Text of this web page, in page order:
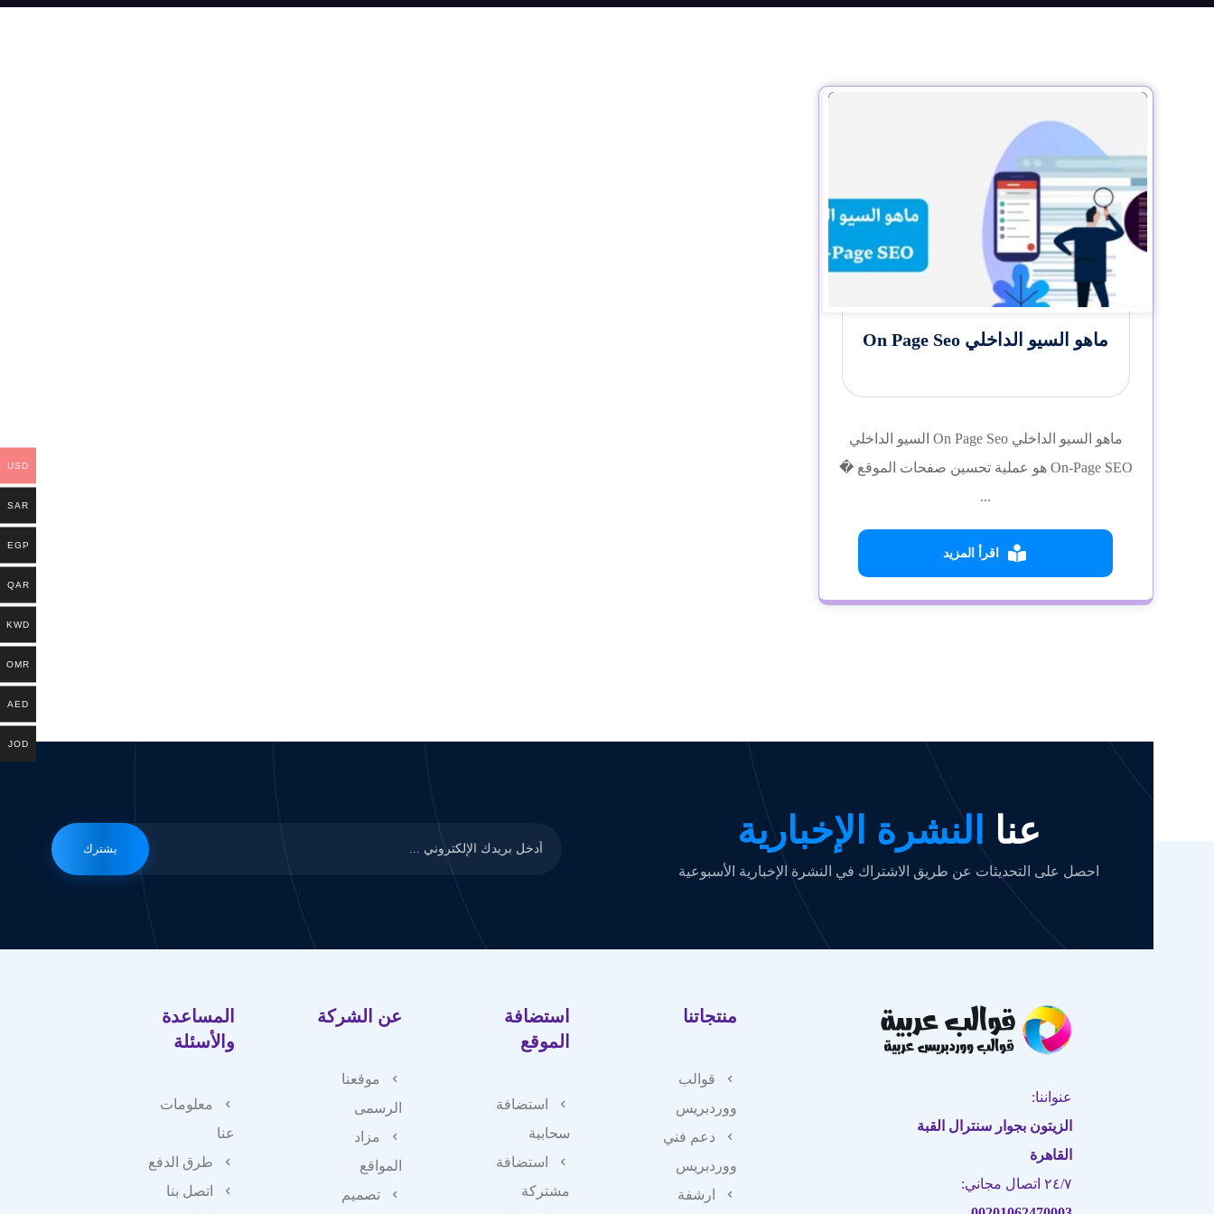
ماهو السيو الداخلي On Page Seo
ماهو السيو الداخلي On Page Seo السيو الداخلي
On-Page SEO هو عملية تحسين صفحات الموقع �
...
اقرأ المزيد
عنا النشرة الإخبارية
احصل على التحديثات عن طريق الاشتراك في النشرة الإخبارية الأسبوعية
يشترك
عنواننا:
الزيتون بجوار سنترال القبة
القاهرة
٢٤/٧ اتصال مجاني:
منتجاتنا
قوالب
ووردبريس
دعم فني
ووردبريس
ارشفة
استضافة
الموقع
استضافة
سحابية
استضافة
مشتركة
عن الشركة
موقعنا
الرسمى
مزاد
المواقع
تصميم
المساعدة
والأسئلة
معلومات
عنا
طرق الدفع
اتصل بنا
USD
SAR
EGP
QAR
KWD
OMR
AED
JOD